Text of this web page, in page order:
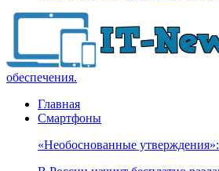
обеспечения.
Главная
Смартфоны
«Необоснованные